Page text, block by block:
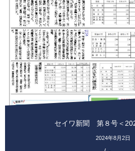
セイワ新聞 第８号＜
2024年8月2日